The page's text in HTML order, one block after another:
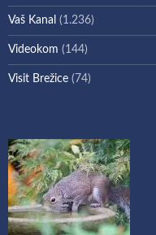
Vaš Kanal (1.236)
Videokom (144)
Visit Brežice (74)